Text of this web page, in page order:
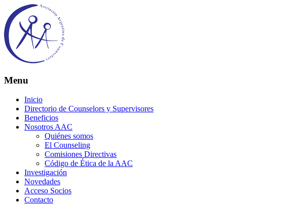
Menu
Inicio
Directorio de Counselors y Supervisores
Beneficios
Nosotros AAC
Quiénes somos
El Counseling
Comisiones Directivas
Código de Ética de la AAC
Investigación
Novedades
Acceso Socios
Contacto